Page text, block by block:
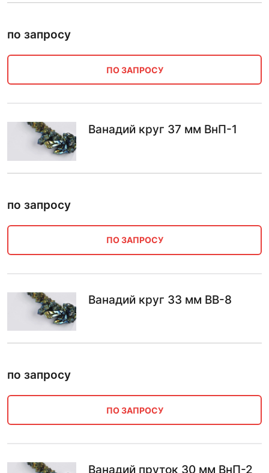
по запросу
ПО ЗАПРОСУ
Ванадий круг 37 мм ВнП-1
по запросу
ПО ЗАПРОСУ
Ванадий круг 33 мм ВВ-8
по запросу
ПО ЗАПРОСУ
Ванадий пруток 30 мм ВнП-2